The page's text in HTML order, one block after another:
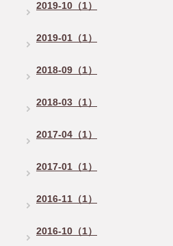
2019-10（1）
2019-01（1）
2018-09（1）
2018-03（1）
2017-04（1）
2017-01（1）
2016-11（1）
2016-10（1）